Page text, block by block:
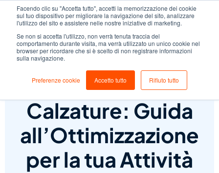
Facendo clic su "Accetta tutto", accetti la memorizzazione dei cookie
sul tuo dispositivo per migliorare la navigazione del sito, analizzare
l'utilizzo del sito e assistere nelle nostre iniziative di marketing.
Se non si accetta l'utilizzo, non verrà tenuta traccia del
comportamento durante visita, ma verrà utilizzato un unico cookie nel
browser per ricordare che si è scelto di non registrare informazioni
sulla navigazione.
Preferenze cookie Accetto tutto Rifiuto tutto
Gestionale
Calzature: Guida
all’Ottimizzazione
per la tua Attività